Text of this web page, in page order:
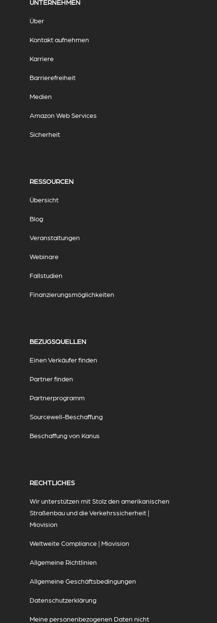
UNTERNEHMEN
Über
Kontakt aufnehmen
Karriere
Barrierefreiheit
Medien
Amazon Web Services
Sicherheit
RESSOURCEN
Übersicht
Blog
Veranstaltungen
Webinare
Fallstudien
Finanzierungsmöglichkeiten
BEZUGSQUELLEN
Einen Verkäufer finden
Partner finden
Partnerprogramm
Sourcewell-Beschaffung
Beschaffung von Kanus
RECHTLICHES
Wir unterstützen mit Stolz den amerikanischen
Straßenbau und die Verkehrssicherheit |
Miovision
Weltweite Compliance | Miovision
Allgemeine Richtlinien
Allgemeine Geschäftsbedingungen
Datenschutzerklärung
Meine personenbezogenen Daten nicht